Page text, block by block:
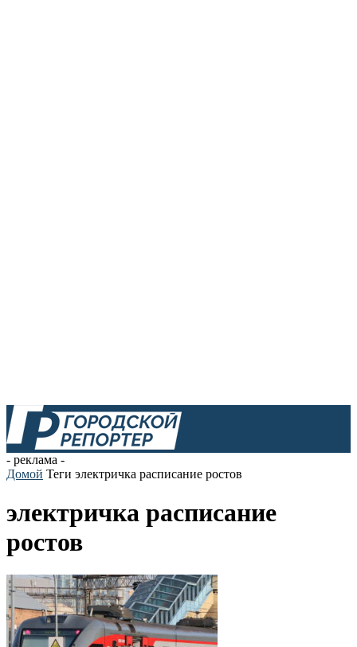
- реклама -
Домой Теги электричка расписание ростов
электричка расписание
ростов